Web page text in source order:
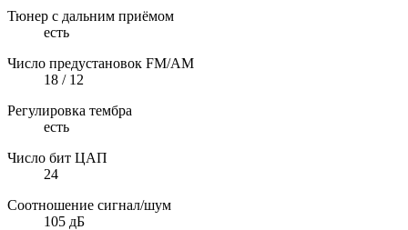
Тюнер с дальним приёмом
есть
Число предустановок FM/AM
18 / 12
Регулировка тембра
есть
Число бит ЦАП
24
Соотношение сигнал/шум
105 дБ